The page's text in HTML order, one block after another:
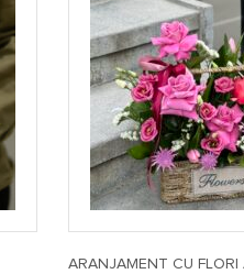
ARANJAMENT CU FLORI